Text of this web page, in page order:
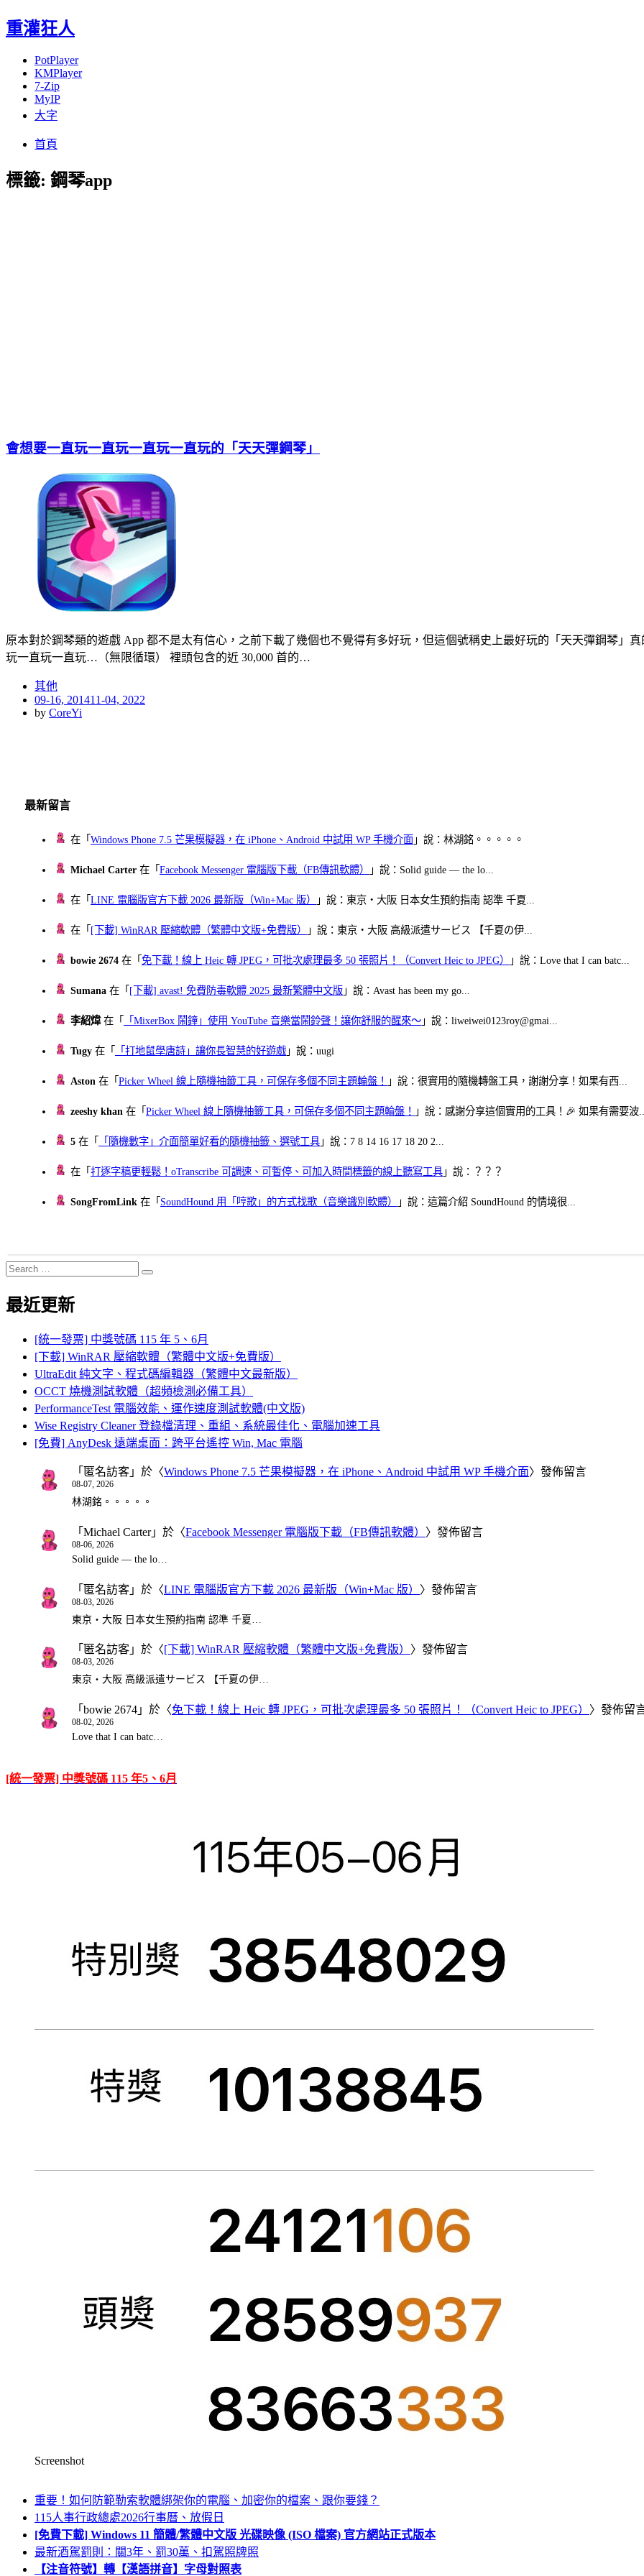
重灌狂人
PotPlayer
KMPlayer
7-Zip
MyIP
大字
首頁
標籤: 鋼琴app
會想要一直玩一直玩一直玩一直玩的「天天彈鋼琴」
原本對於鋼琴類的遊戲 App 都不是太有信心，之前下載了幾個也不覺得有多好玩，但這個號稱史上最好玩的「天天彈鋼琴」
玩一直玩一直玩…（無限循環） 裡頭包含的近 30,000 首的…
其他
Posted
on
09-16, 201411-04, 2022
by CoreYi
最新留言
在「Windows Phone 7.5 芒果模擬器，在 iPhone、Android 中試用 WP 手機介面 」說：林湖銘。。。。。
Michael Carter 在「Facebook Messenger 電腦版下載（FB傳訊軟體） 」說：Solid guide — the lo...
在「LINE 電腦版官方下載 2026 最新版（Win+Mac 版） 」說：東京・大阪 日本女生預約指南 認準 千夏...
在「 [下載] WinRAR 壓縮軟體（繁體中文版+免費版） 」說：東京・大阪 高級派遣サービス 【千夏の伊...
bowie 2674 在「免下載！線上 Heic 轉 JPEG，可批次處理最多 50 張照片！（Convert Heic to JPEG） 」說：Love that I can batc...
Sumana 在「 [下載] avast! 免費防毒軟體 2025 最新繁體中文版 」說：Avast has been my go...
李紹煒在「 「MixerBox 鬧鐘」使用 YouTube 音樂當鬧鈴聲！讓你舒服的醒來～ 」說：liweiwei0123roy@gmai...
Tugy 在「 「打地鼠學唐詩」讓你長智慧的好遊戲 」說：uugi
Aston 在「Picker Wheel 線上隨機抽籤工具，可保存多個不同主題輪盤！ 」說：很實用的隨機轉盤工具，謝謝分享！如果有西...
zeeshy khan 在「Picker Wheel 線上隨機抽籤工具，可保存多個不同主題輪盤！ 」說：感謝分享這個實用的工具！🎉 如果有需要波
5 在「 「隨機數字」介面簡單好看的隨機抽籤、選號工具 」說：7 8 14 16 17 18 20 2...
在「打逐字稿更輕鬆！oTranscribe 可調速、可暫停、可加入時間標籤的線上聽寫工具 」說：？？？
SongFromLink 在「 SoundHound 用「哼歌」的方式找歌（音樂識別軟體） 」說：這篇介紹 SoundHound 的情境很...
Search
for:
Search
最近更新
[統一發票] 中獎號碼 115 年 5、6月
[下載] WinRAR 壓縮軟體（繁體中文版+免費版）
UltraEdit 純文字、程式碼編輯器（繁體中文最新版）
OCCT 燒機測試軟體（超頻檢測必備工具）
PerformanceTest 電腦效能、運作速度測試軟體(中文版)
Wise Registry Cleaner 登錄檔清理、重組、系統最佳化、電腦加速工具
[免費] AnyDesk 遠端桌面：跨平台遙控 Win, Mac 電腦
「 匿名訪客 」於〈Windows Phone 7.5 芒果模擬器，在 iPhone、Android 中試用 WP 手機介面〉發佈留言
08-07, 2026
林湖銘。。。。。
「 Michael Carter」於〈Facebook Messenger 電腦版下載（FB傳訊軟體） 〉發佈留言
08-06, 2026
Solid guide — the lo…
「 匿名訪客 」於〈LINE 電腦版官方下載 2026 最新版（Win+Mac 版） 〉發佈留言
08-03, 2026
東京・大阪 日本女生預約指南 認準 千夏…
「 匿名訪客 」於〈[下載] WinRAR 壓縮軟體（繁體中文版+免費版） 〉發佈留言
08-03, 2026
東京・大阪 高級派遣サービス 【千夏の伊…
「 bowie 2674 」於〈免下載！線上 Heic 轉 JPEG，可批次處理最多 50 張照片！（Convert Heic to JPEG） 〉發佈留
08-02, 2026
Love that I can batc…
[統一發票] 中獎號碼 115 年5、6月
Screenshot
重要！如何防範勒索軟體綁架你的電腦、加密你的檔案、跟你要錢？
115人事行政總處2026行事曆、放假日
[免費下載] Windows 11 簡體/繁體中文版 光碟映像 (ISO 檔案) 官方網站正式版本
最新酒駕罰則：關3年、罰30萬、扣駕照牌照
【注音符號】轉【漢語拼音】字母對照表